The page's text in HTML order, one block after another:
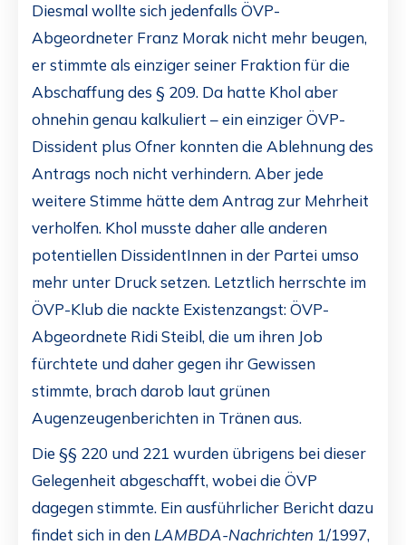
Diesmal wollte sich jedenfalls ÖVP-
Abgeordneter Franz Morak nicht mehr beugen,
er stimmte als einziger seiner Fraktion für die
Abschaffung des § 209. Da hatte Khol aber
ohnehin genau kalkuliert – ein einziger ÖVP-
Dissident plus Ofner konnten die Ablehnung des
Antrags noch nicht verhindern. Aber jede
weitere Stimme hätte dem Antrag zur Mehrheit
verholfen. Khol musste daher alle anderen
potentiellen DissidentInnen in der Partei umso
mehr unter Druck setzen. Letztlich herrschte im
ÖVP-Klub die nackte Existenzangst: ÖVP-
Abgeordnete Ridi Steibl, die um ihren Job
fürchtete und daher gegen ihr Gewissen
stimmte, brach darob laut grünen
Augenzeugenberichten in Tränen aus.
Die §§ 220 und 221 wurden übrigens bei dieser
Gelegenheit abgeschafft, wobei die ÖVP
dagegen stimmte. Ein ausführlicher Bericht dazu
findet sich in den LAMBDA-Nachrichten 1/1997,